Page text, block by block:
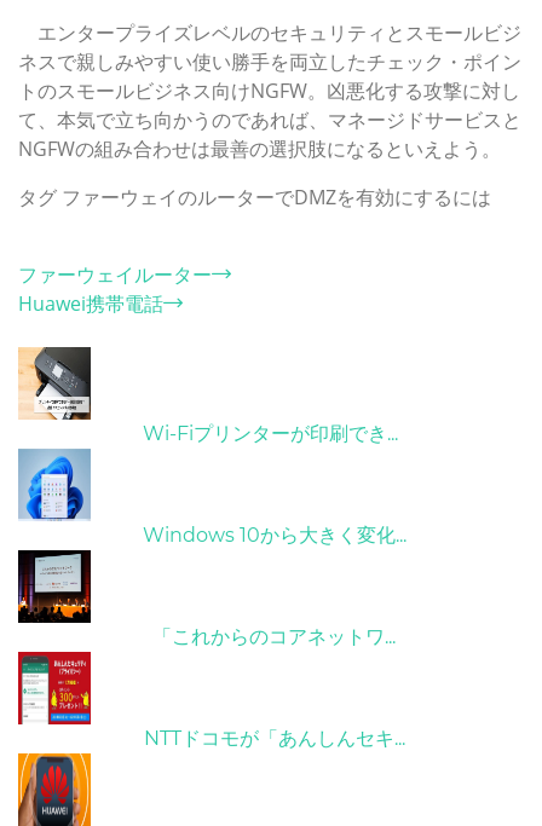
エンタープライズレベルのセキュリティとスモールビジ
ネスで親しみやすい使い勝手を両立したチェック・ポイン
トのスモールビジネス向けNGFW。凶悪化する攻撃に対し
て、本気で立ち向かうのであれば、マネージドサービスと
NGFWの組み合わせは最善の選択肢になるといえよう。
タグ ファーウェイのルーターでDMZを有効にするには
ファーウェイルーター
Huawei携帯電話
Wi-Fiプリンターが印刷でき...
Windows 10から大きく変化...
「これからのコアネットワ...
NTTドコモが「あんしんセキ...